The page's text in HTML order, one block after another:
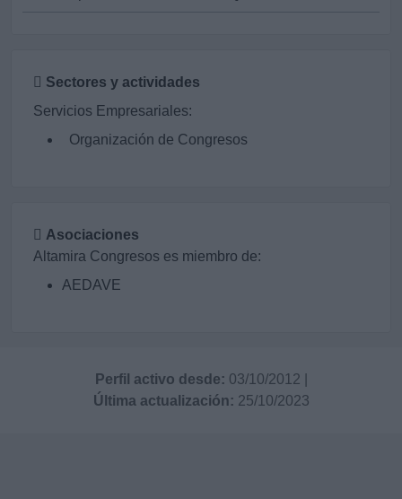
Sectores y actividades
Servicios Empresariales:
Organización de Congresos
Asociaciones
Altamira Congresos es miembro de:
AEDAVE
Perfil activo desde: 03/10/2012
Última actualización: 25/10/2023